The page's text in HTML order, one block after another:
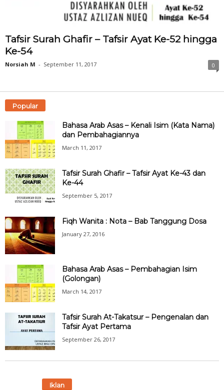
Tafsir Surah Ghafir – Tafsir Ayat Ke-52 hingga
Ke-54
Norsiah M - September 11, 2017 0
Popular
Bahasa Arab Asas – Kenali Isim (Kata Nama)
dan Pembahagiannya
March 11, 2017
Tafsir Surah Ghafir – Tafsir Ayat Ke-43 dan
Ke-44
September 5, 2017
Fiqh Wanita : Nota – Bab Tanggung Dosa
January 27, 2016
Bahasa Arab Asas – Pembahagian Isim
(Golongan)
March 14, 2017
Tafsir Surah At-Takatsur – Pengenalan dan
Tafsir Ayat Pertama
September 26, 2017
Iklan